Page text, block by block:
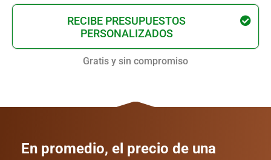
RECIBE PRESUPUESTOS
PERSONALIZADOS
Gratis y sin compromiso
En promedio, el precio de una